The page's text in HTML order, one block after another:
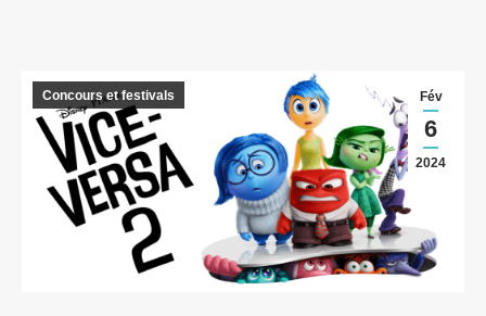
Fév
6
2024
Concours et festivals